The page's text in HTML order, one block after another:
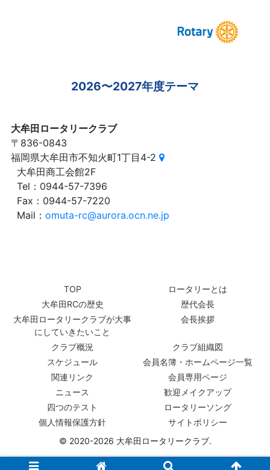
2026〜2027年度テーマ
大牟田ロータリークラブ
〒836-0843
福岡県大牟田市不知火町1丁目4-2
大牟田商工会館2F
Tel：0944-57-7396
Fax：0944-57-7220
Mail：omuta-rc@aurora.ocn.ne.jp
TOP
ロータリーとは
大牟田RCの歴史
歴代会長
大牟田ロータリークラブが大事
にしていきたいこと
会長挨拶
クラブ概況
クラブ組織図
スケジュール
会員名簿・ホームページ一覧
関連リンク
会員専用ページ
ニュース
歓迎メイクアップ
四つのテスト
ロータリーソング
個人情報保護方針
サイトポリシー
© 2020-2026 大牟田ロータリークラブ.